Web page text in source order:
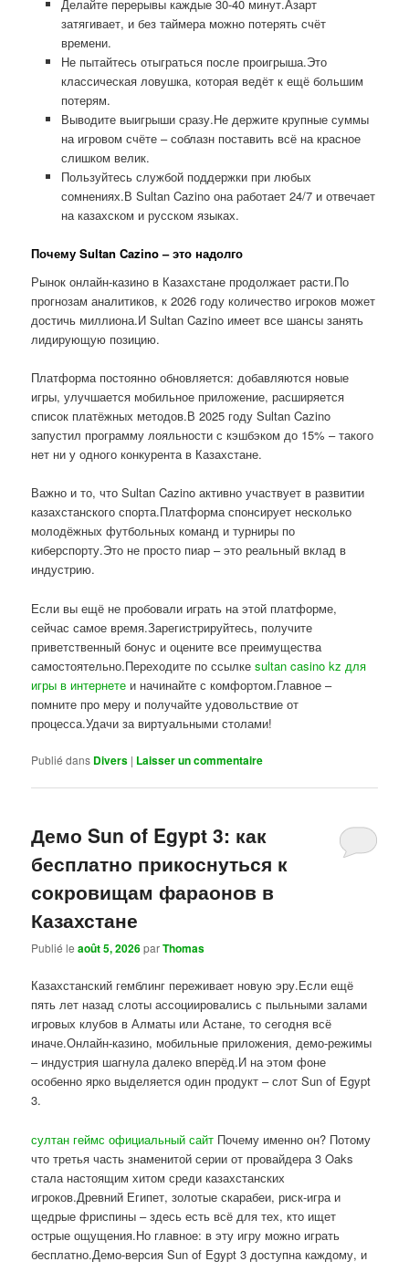
Делайте перерывы каждые 30-40 минут.Азарт
затягивает, и без таймера можно потерять счёт
времени.
Не пытайтесь отыграться после проигрыша.Это
классическая ловушка, которая ведёт к ещё большим
потерям.
Выводите выигрыши сразу.Не держите крупные суммы
на игровом счёте – соблазн поставить всё на красное
слишком велик.
Пользуйтесь службой поддержки при любых
сомнениях.В Sultan Cazino она работает 24/7 и отвечает
на казахском и русском языках.
Почему Sultan Cazino – это надолго
Рынок онлайн-казино в Казахстане продолжает расти.По
прогнозам аналитиков, к 2026 году количество игроков может
достичь миллиона.И Sultan Cazino имеет все шансы занять
лидирующую позицию.
Платформа постоянно обновляется: добавляются новые
игры, улучшается мобильное приложение, расширяется
список платёжных методов.В 2025 году Sultan Cazino
запустил программу лояльности с кэшбэком до 15% – такого
нет ни у одного конкурента в Казахстане.
Важно и то, что Sultan Cazino активно участвует в развитии
казахстанского спорта.Платформа спонсирует несколько
молодёжных футбольных команд и турниры по
киберспорту.Это не просто пиар – это реальный вклад в
индустрию.
Если вы ещё не пробовали играть на этой платформе,
сейчас самое время.Зарегистрируйтесь, получите
приветственный бонус и оцените все преимущества
самостоятельно.Переходите по ссылкеsultan casino kz для
игры в интернете и начинайте с комфортом.Главное –
помните про меру и получайте удовольствие от
процесса.Удачи за виртуальными столами!
Publié dans Divers | Laisser un commentaire
Демо Sun of Egypt 3: как
бесплатно прикоснуться к
сокровищам фараонов в
Казахстане
Publié leaoût 5, 2026parThomas
Казахстанский гемблинг переживает новую эру.Если ещё
пять лет назад слоты ассоциировались с пыльными залами
игровых клубов в Алматы или Астане, то сегодня всё
иначе.Онлайн-казино, мобильные приложения, демо-режимы
– индустрия шагнула далеко вперёд.И на этом фоне
особенно ярко выделяется один продукт – слот Sun of Egypt
3.
султан геймс официальный сайт Почему именно он? Потому
что третья часть знаменитой серии от провайдера 3 Oaks
стала настоящим хитом среди казахстанских
игроков.Древний Египет, золотые скарабеи, риск-игра и
щедрые фриспины – здесь есть всё для тех, кто ищет
острые ощущения.Но главное: в эту игру можно играть
бесплатно.Демо-версия Sun of Egypt 3 доступна каждому, и